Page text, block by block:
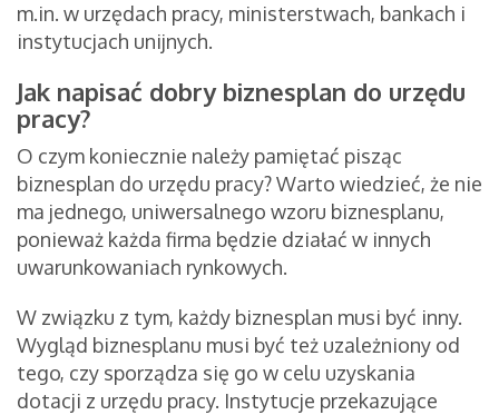
m.in. w urzędach pracy, ministerstwach, bankach i
instytucjach unijnych.
Jak napisać dobry biznesplan do urzędu
pracy?
O czym koniecznie należy pamiętać pisząc
biznesplan do urzędu pracy? Warto wiedzieć, że nie
ma jednego, uniwersalnego wzoru biznesplanu,
ponieważ każda firma będzie działać w innych
uwarunkowaniach rynkowych.
W związku z tym, każdy biznesplan musi być inny.
Wygląd biznesplanu musi być też uzależniony od
tego, czy sporządza się go w celu uzyskania
dotacji z urzędu pracy. Instytucje przekazujące